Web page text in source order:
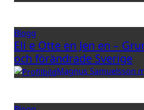
Blogg
Eli e Otte en Jen en –
och förändrade Sverige
Magnus Samuelsson